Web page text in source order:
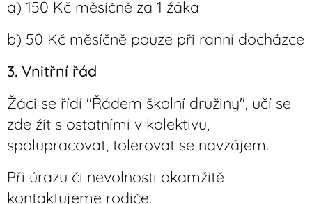
a) 150 Kč měsíčně za 1 žáka
b) 50 Kč měsíčně pouze při ranní docházce
3. Vnitřní řád
Žáci se řídí "Řádem školní družiny", učí se
zde žít s ostatními v kolektivu,
spolupracovat, tolerovat se navzájem.
Při úrazu či nevolnosti okamžitě
kontaktujeme rodiče.